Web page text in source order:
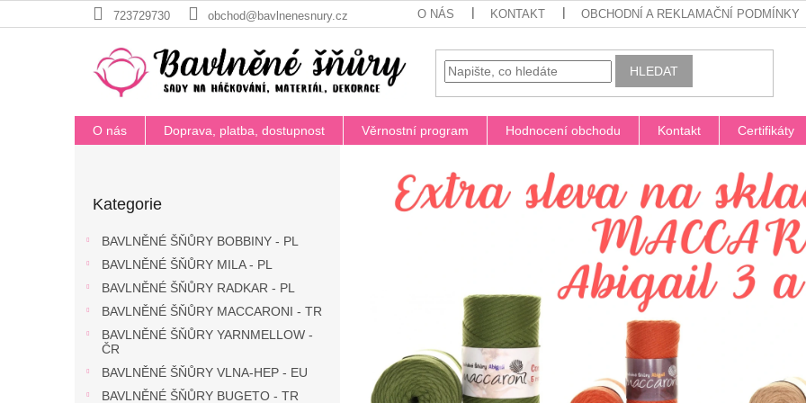
na
723729730 obchod@bavlnenesnury.cz O NÁS KONTAKT OBCHODNÍ A REKLAMAČNÍ PODMÍNKY
HLEDAT
O nás Doprava, platba, dostupnost Věrnostní program Hodnocení obchodu Kontakt Certifikáty
kategorie
Kategorie
BAVLNĚNÉ ŠŇŮRY BOBBINY - PL
BAVLNĚNÉ ŠŇŮRY MILA - PL
BAVLNĚNÉ ŠŇŮRY RADKAR - PL
BAVLNĚNÉ ŠŇŮRY MACCARONI - TR
BAVLNĚNÉ ŠŇŮRY YARNMELLOW -
ČR
BAVLNĚNÉ ŠŇŮRY VLNA-HEP - EU
BAVLNĚNÉ ŠŇŮRY BUGETO - TR